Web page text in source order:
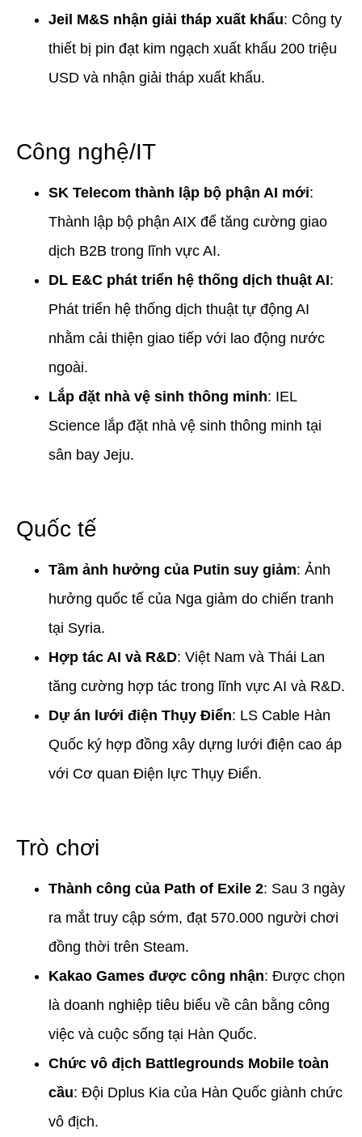
Jeil M&S nhận giải tháp xuất khẩu: Công ty
thiết bị pin đạt kim ngạch xuất khẩu 200 triệu
USD và nhận giải tháp xuất khẩu.
Công nghệ/IT
SK Telecom thành lập bộ phận AI mới:
Thành lập bộ phận AIX để tăng cường giao
dịch B2B trong lĩnh vực AI.
DL E&C phát triển hệ thống dịch thuật AI:
Phát triển hệ thống dịch thuật tự động AI
nhằm cải thiện giao tiếp với lao động nước
ngoài.
Lắp đặt nhà vệ sinh thông minh: IEL
Science lắp đặt nhà vệ sinh thông minh tại
sân bay Jeju.
Quốc tế
Tầm ảnh hưởng của Putin suy giảm: Ảnh
hưởng quốc tế của Nga giảm do chiến tranh
tại Syria.
Hợp tác AI và R&D: Việt Nam và Thái Lan
tăng cường hợp tác trong lĩnh vực AI và R&D.
Dự án lưới điện Thụy Điển: LS Cable Hàn
Quốc ký hợp đồng xây dựng lưới điện cao áp
với Cơ quan Điện lực Thụy Điển.
Trò chơi
Thành công của Path of Exile 2: Sau 3 ngày
ra mắt truy cập sớm, đạt 570.000 người chơi
đồng thời trên Steam.
Kakao Games được công nhận: Được chọn
là doanh nghiệp tiêu biểu về cân bằng công
việc và cuộc sống tại Hàn Quốc.
Chức vô địch Battlegrounds Mobile toàn
cầu: Đội Dplus Kia của Hàn Quốc giành chức
vô địch.